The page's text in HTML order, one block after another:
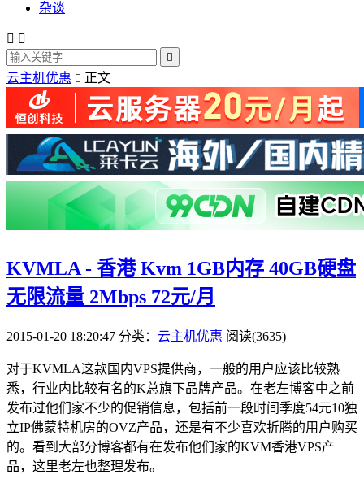
杂谈
 

云主机优惠  正文
KVMLA - 香港 Kvm 1GB内存 40GB硬盘
无限流量 2Mbps 72元/月
2015-01-20 18:20:47 分类： 云主机优惠 阅读(3635)
对于KVMLA这款国内VPS提供商，一般的用户应该比较熟
悉，行业内比较有名的K总旗下品牌产品。在老左博客中之前
发布过他们家不少的促销信息，包括前一段时间季度54元10独
立IP佛蒙特机房的OVZ产品，还是有不少喜欢折腾的用户购买
的。看到大部分博客都有在发布他们家的KVM香港VPS产
品，这里老左也整理发布。